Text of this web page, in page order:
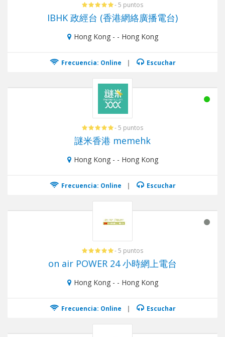
- 5 puntos
IBHK 政經台 (香港網絡廣播電台)
Hong Kong - - Hong Kong
Frecuencia: Online | Escuchar
- 5 puntos
謎米香港 memehk
Hong Kong - - Hong Kong
Frecuencia: Online | Escuchar
- 5 puntos
on air POWER 24 小時網上電台
Hong Kong - - Hong Kong
Frecuencia: Online | Escuchar